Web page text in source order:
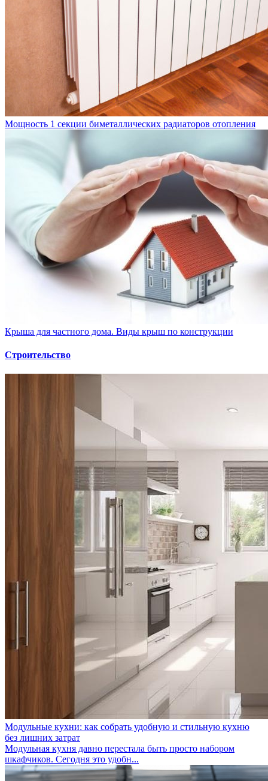
Мощность 1 секции биметаллических радиаторов отопления
Крыша для частного дома. Виды крыш по конструкции
Строительство
Модульные кухни: как собрать удобную и стильную кухню
без лишних затрат
Модульная кухня давно перестала быть просто набором
шкафчиков. Сегодня это удобн...